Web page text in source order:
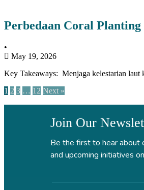
Perbedaan Coral
•
May 19, 2026
Key Takeaways: Menjaga kelestarian
1 2 3 … 12 Next »
Join Our
Be the first to hear about
and upcoming initiatives